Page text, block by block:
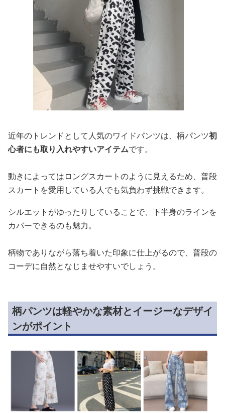
近年のトレンドとして人気のワイドパンツは、柄パンツ初
心者にも取り入れやすいアイテムです。
動きによってはロングスカートのように見えるため、普段
スカートを愛用している人でも気負わず挑戦できます。
シルエットがゆったりしていることで、下半身のラインを
カバーできるのも魅力。
柄物でありながら落ち着いた印象に仕上がるので、普段の
コーデに自然となじませやすいでしょう。
柄パンツは軽やかな素材とイージーなデザイ
ンがポイント